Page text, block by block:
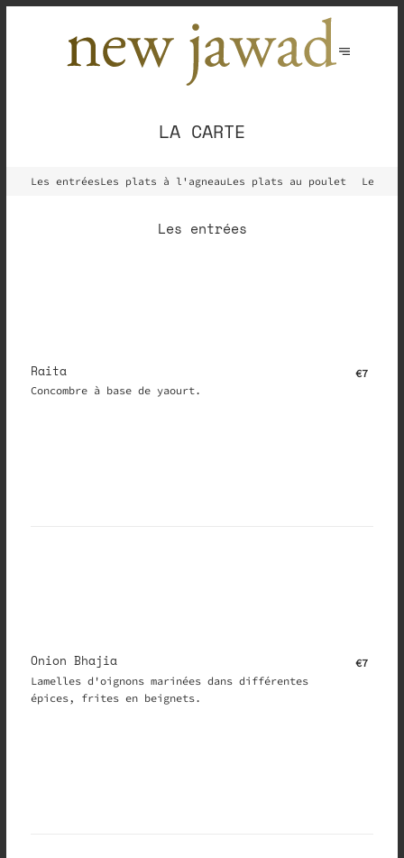
LA CARTE
Les entréesLes plats à l'agneauLes plats au poulet Les
Les entrées
Raita
Concombre à base de yaourt.
€7
Onion Bhajia
Lamelles d'oignons marinées dans différentes
épices, frites en beignets.
€7